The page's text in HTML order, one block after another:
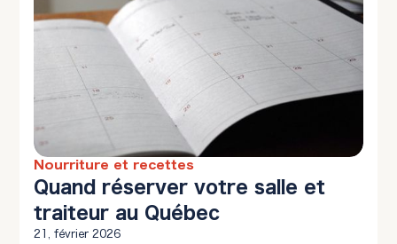
10 min à lire
Nourriture et recettes
Quand réserver votre salle et
traiteur au Québec
21, février 2026